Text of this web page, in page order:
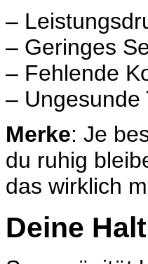
–
– Geringes
– Fehlende
– Ungesunde
Merke: Je
du ruhig
das wirklich
Deine